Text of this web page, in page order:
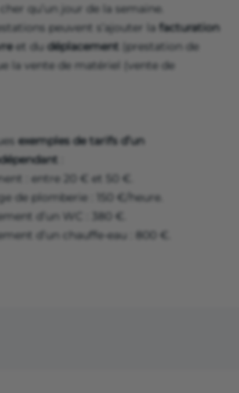
qu’un jour de la semaine.
peuvent s’ajouter la facturation
et du déplacement (prestation de
la vente de matériel (vente de
exemples de tarifs d’un
: entre 20 € et 50 €.
de plomberie : 150 €/heure.
d’un WC : 380 €.
d’un chauffe-eau : 800 €.